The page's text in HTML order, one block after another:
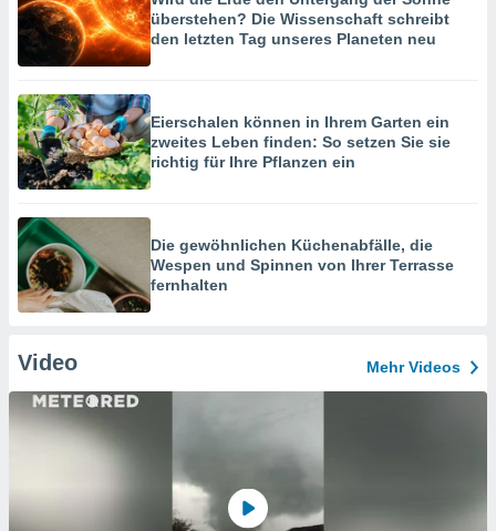
überstehen? Die Wissenschaft schreibt
den letzten Tag unseres Planeten neu
Eierschalen können in Ihrem Garten ein
zweites Leben finden: So setzen Sie sie
richtig für Ihre Pflanzen ein
Die gewöhnlichen Küchenabfälle, die
Wespen und Spinnen von Ihrer Terrasse
fernhalten
Video Mehr Videos